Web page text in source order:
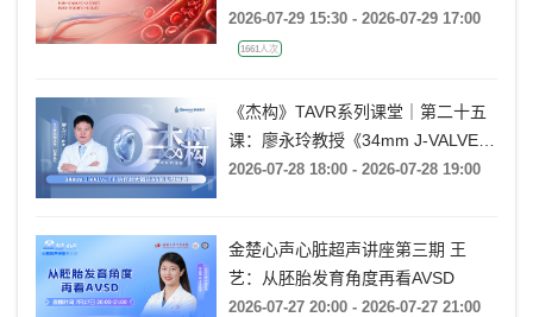
Techniques
2026-07-29 15:30 - 2026-07-29 17:00
1661人次
《杰构》TAVR系列课堂｜第二十五
课：廖永玲教授《34mm J-VALVE
TF 治疗超大瓣环AR的实战经验》
2026-07-28 18:00 - 2026-07-28 19:00
金楚心声心脏超声讲座第三期 王
艺：从胚胎发育角度再看AVSD
2026-07-27 20:00 - 2026-07-27 21:00